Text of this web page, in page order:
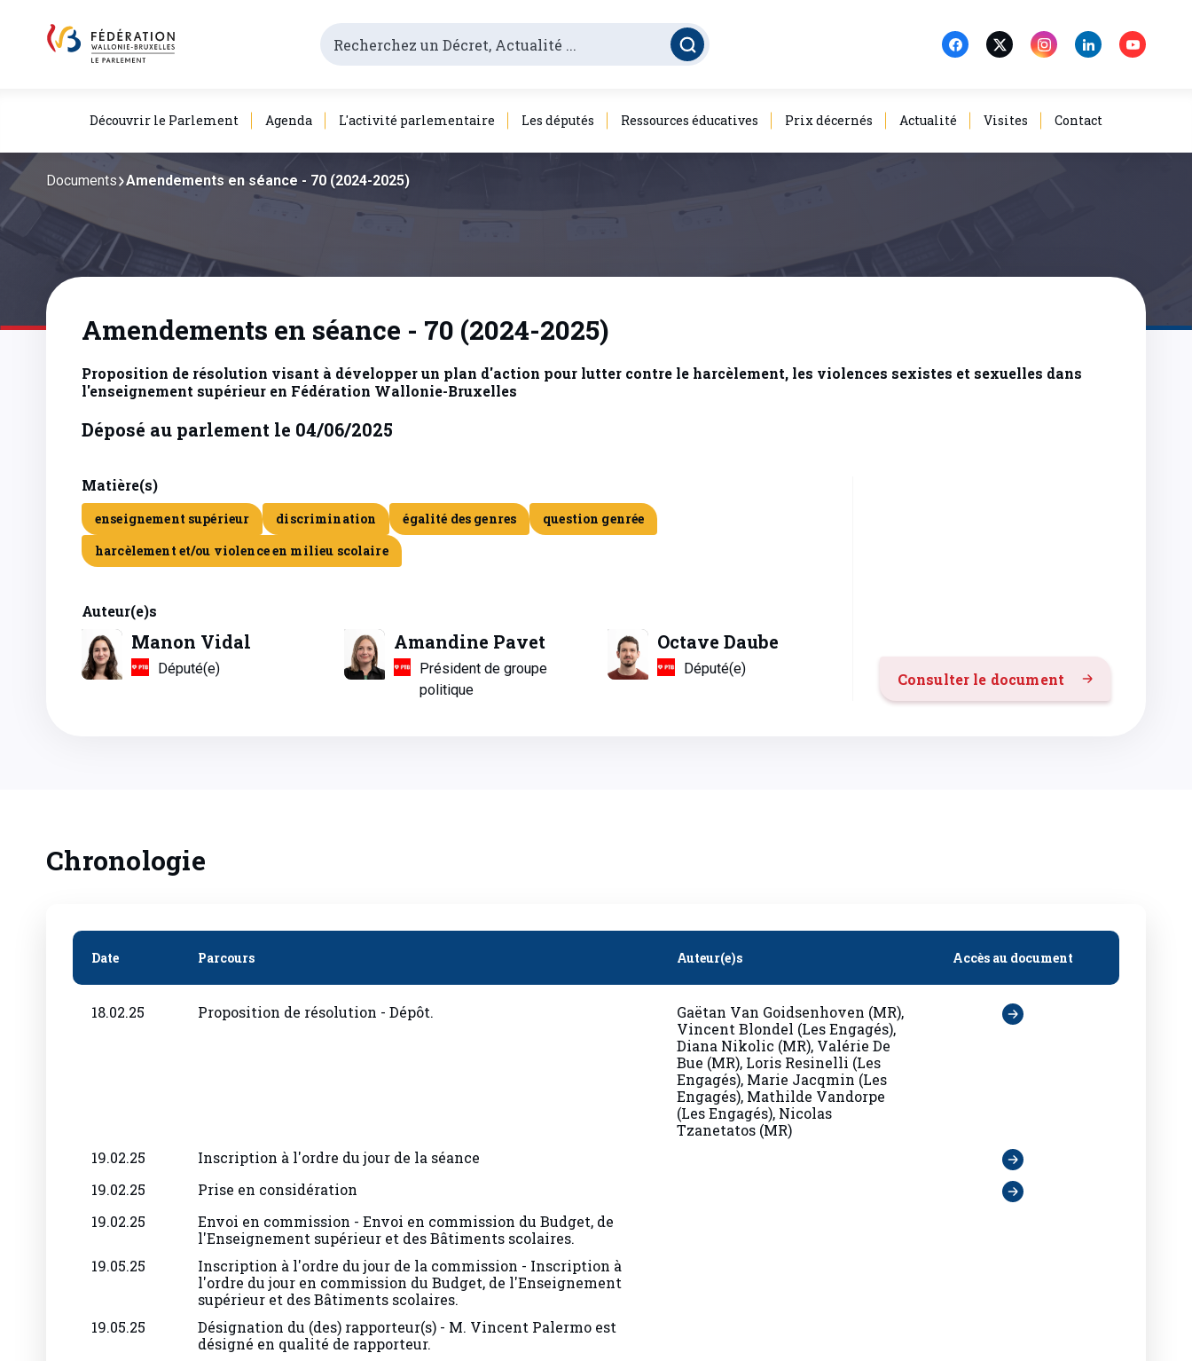
Découvrir le Parlement Agenda L'activité parlementaire Les députés Ressources éducatives Prix décernés Actualité Visites Contact
Documents Amendements en séance - 70 (2024-2025)
Amendements en séance - 70 (2024-2025)
Proposition de résolution visant à développer un plan d'action pour lutter contre le harcèlement, les violences sexistes et sexuelles dans
l'enseignement supérieur en Fédération Wallonie-Bruxelles
Déposé au parlement le 04/06/2025
Matière(s)
enseignement supérieur discrimination égalité des genres
question genrée
harcèlement et/ou violence en milieu scolaire
Auteur(e)s
Manon Vidal
Député(e)
Amandine Pavet
Président de groupe
politique
Octave Daube
Député(e)
Consulter le document
Chronologie
Date Parcours Auteur(e)s Accès au document
18.02.25 Proposition de résolution - Dépôt.
Gaëtan Van Goidsenhoven (MR),
Vincent Blondel (Les Engagés),
Diana Nikolic (MR), Valérie De
Bue (MR), Loris Resinelli (Les
Engagés), Marie Jacqmin (Les
Engagés), Mathilde Vandorpe
(Les Engagés), Nicolas
Tzanetatos (MR)
19.02.25
Inscription à l'ordre du jour de la séance
19.02.25
Prise en considération
19.02.25
Envoi en commission - Envoi en commission du Budget, de
l'Enseignement supérieur et des Bâtiments scolaires.
19.05.25
Inscription à l'ordre du jour de la commission - Inscription à
l'ordre du jour en commission du Budget, de l'Enseignement
supérieur et des Bâtiments scolaires.
19.05.25
Désignation du (des) rapporteur(s) - M. Vincent Palermo est
désigné en qualité de rapporteur.